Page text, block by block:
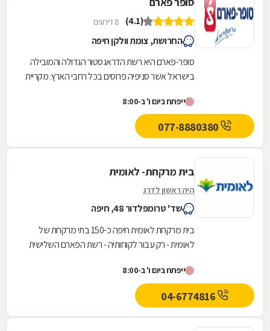
(4.1) 8 דירוגים
החרושת, צומת וולקן חיפה
סופר-פארם היא רשת הדראגסטור הגדולה והמובילה
בישראל אשר סניפיה פרוסים בכל רחבי הארץ: מקריית
ייפתח ביום ו' ב-8:00
בית מרקחת- לאומית
היה ראשון לדרג
שד' טרומפלדור 48, חיפה
בית מרקחת לאומית חיפה כ-150 בתי מרקחת של
לאומית - רק עבור לקוחותיה - רשת הפארם השלישית
ייפתח ביום ו' ב-8:00